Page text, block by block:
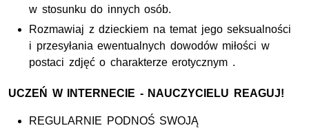
w stosunku do innych osób.
Rozmawiaj z dzieckiem na temat jego seksualności
i przesyłania ewentualnych dowodów miłości w
postaci zdjęć o charakterze erotycznym .
UCZEŃ W INTERNECIE - NAUCZYCIELU REAGUJ!
REGULARNIE PODNOŚ SWOJĄ